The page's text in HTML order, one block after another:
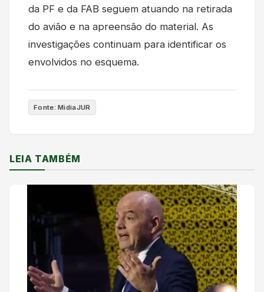
da PF e da FAB seguem atuando na retirada
do avião e na apreensão do material. As
investigações continuam para identificar os
envolvidos no esquema.
Fonte: MidiaJUR
LEIA TAMBÉM